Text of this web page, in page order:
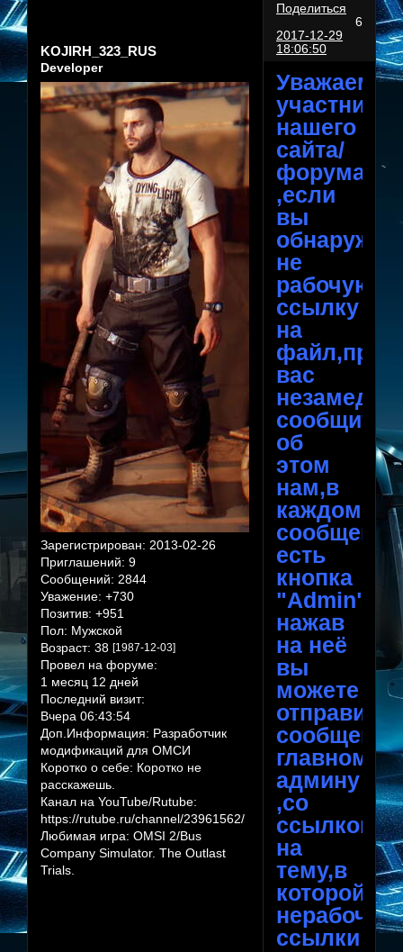
Поделиться
6
2017-12-29
18:06:50
KOJIRH_323_RUS
Developer
Зарегистрирован: 2013-02-26
Приглашений: 9
Сообщений: 2844
Уважение: +730
Позитив: +951
Пол: Мужской
Возраст: 38 [1987-12-03]
Провел на форуме:
1 месяц 12 дней
Последний визит:
Вчера 06:43:54
Доп.Информация: Разработчик
модификаций для ОМСИ
Коротко о себе: Коротко не
расскажешь.
Канал на YouTube/Rutube:
https://rutube.ru/channel/23961562/
Любимая игра: OMSI 2/Bus
Company Simulator. The Outlast
Trials.
участники
нашего
сайта/
форума
,если
вы
не
рабочую
ссылку
на
вас
сообщить
об
этом
нам,в
каждом
сообщении
есть
кнопка
"Admin",
нажав
на неё
вы
можете
отправить
сообщение
главному
админу
,со
ссылкой
на
тему,в
которой
нерабочие
ссылки